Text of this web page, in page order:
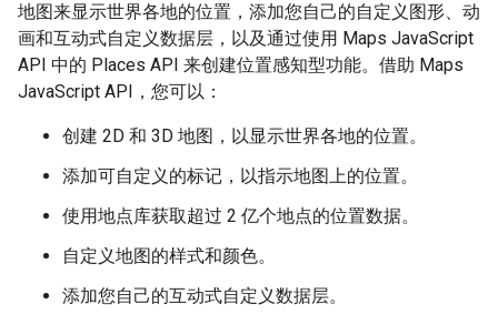
地图来显示世界各地的位置，添加您自己的自定义图形、动
画和互动式自定义数据层，以及通过使用 Maps JavaScript
API 中的 Places API 来创建位置感知型功能。借助 Maps
JavaScript API，您可以：
创建 2D 和 3D 地图，以显示世界各地的位置。
添加可自定义的标记，以指示地图上的位置。
使用地点库获取超过 2 亿个地点的位置数据。
自定义地图的样式和颜色。
添加您自己的互动式自定义数据层。